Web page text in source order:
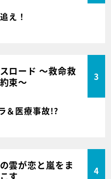
え！
ロード ～救命救
束～
3
＆医療事故!?
雲が恋と嵐をま
す
4